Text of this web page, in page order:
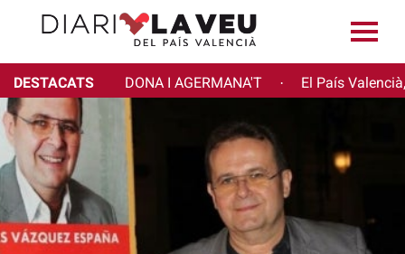
DESTACATS DONA I AGERMANA'T · El País